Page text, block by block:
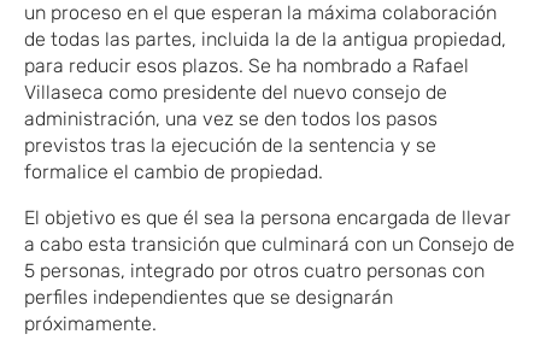
un proceso en el que esperan la máxima colaboración
de todas las partes, incluida la de la antigua propiedad,
para reducir esos plazos. Se ha nombrado a Rafael
Villaseca como presidente del nuevo consejo de
administración, una vez se den todos los pasos
previstos tras la ejecución de la sentencia y se
formalice el cambio de propiedad.
El objetivo es que él sea la persona encargada de llevar
a cabo esta transición que culminará con un Consejo de
5 personas, integrado por otros cuatro personas con
perfiles independientes que se designarán
próximamente.